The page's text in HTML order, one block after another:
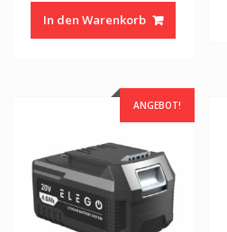
war:
CHF 51.00
In den Warenkorb
ANGEBOT!